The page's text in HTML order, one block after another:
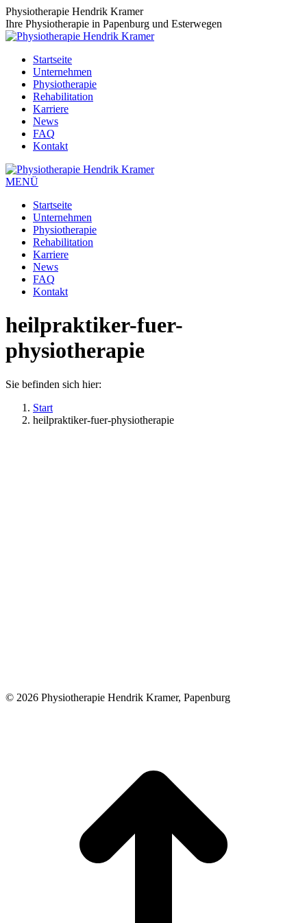
Zum
Inhalt
springen
Physiotherapie Hendrik Kramer
Ihre Physiotherapie in Papenburg und Esterwegen
Startseite
Unternehmen
Physiotherapie
Rehabilitation
Karriere
News
FAQ
Kontakt
MENÜ
Startseite
Unternehmen
Physiotherapie
Rehabilitation
Karriere
News
FAQ
Kontakt
heilpraktiker-fuer-
physiotherapie
Sie befinden sich hier:
Start
heilpraktiker-fuer-physiotherapie
© 2026 Physiotherapie Hendrik Kramer, Papenburg